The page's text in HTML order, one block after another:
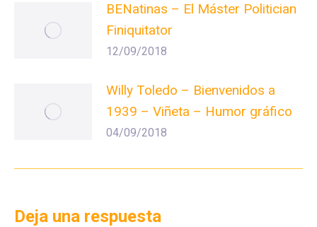
BENatinas – El Máster Politician
Finiquitator
12/09/2018
Willy Toledo – Bienvenidos a
1939 – Viñeta – Humor gráfico
04/09/2018
Deja una respuesta